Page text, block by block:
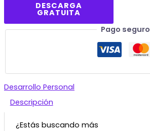
DESCARGA
GRATUITA
Pago seguro
Desarrollo Personal
Descripción
¿Estás buscando más